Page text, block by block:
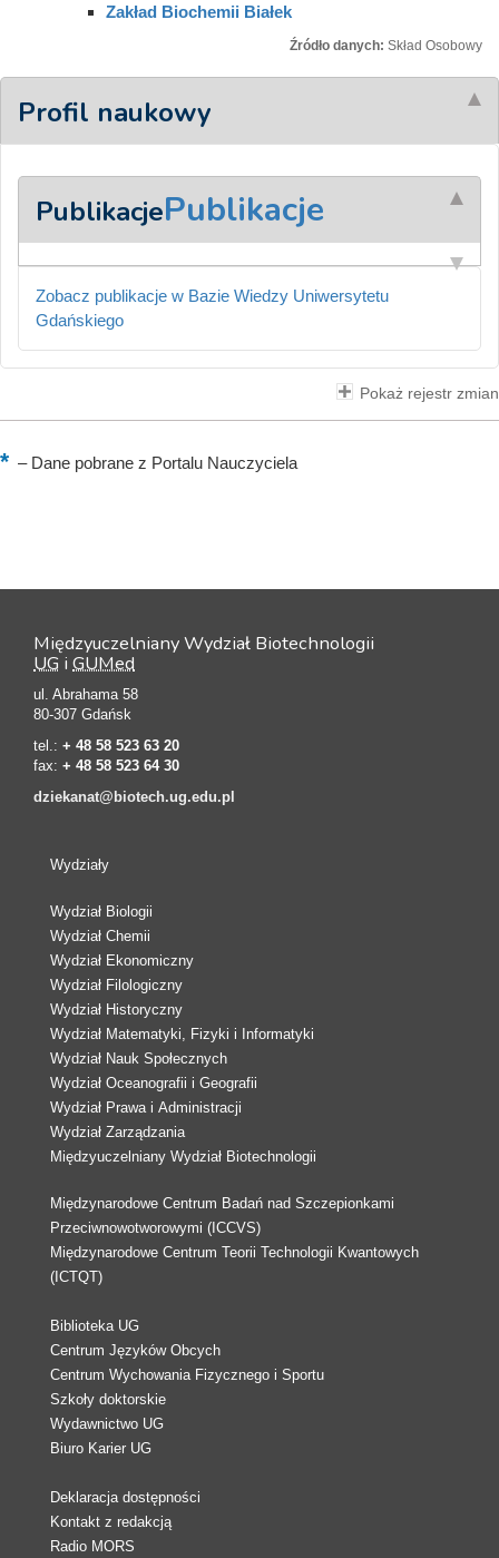
Zakład Biochemii Białek
Źródło danych: Skład Osobowy
Profil naukowy
PublikacjePublikacje
Zobacz publikacje w Bazie Wiedzy Uniwersytetu
Gdańskiego
Pokaż rejestr zmian
–Dane pobrane z Portalu Nauczyciela
Międzyuczelniany Wydział Biotechnologii
UG i GUMed
ul. Abrahama 58
80-307 Gdańsk
tel.: + 48 58 523 63 20
fax: + 48 58 523 64 30
dziekanat@biotech.ug.edu.pl
Wydziały
Wydział Biologii
Wydział Chemii
Wydział Ekonomiczny
Wydział Filologiczny
Wydział Historyczny
Wydział Matematyki, Fizyki i Informatyki
Wydział Nauk Społecznych
Wydział Oceanografii i Geografii
Wydział Prawa i Administracji
Wydział Zarządzania
Międzyuczelniany Wydział Biotechnologii
Międzynarodowe Centrum Badań nad Szczepionkami
Przeciwnowotworowymi (ICCVS)
Międzynarodowe Centrum Teorii Technologii Kwantowych
(ICTQT)
Biblioteka UG
Centrum Języków Obcych
Centrum Wychowania Fizycznego i Sportu
Szkoły doktorskie
Wydawnictwo UG
Biuro Karier UG
Deklaracja dostępności
Kontakt z redakcją
Radio MORS